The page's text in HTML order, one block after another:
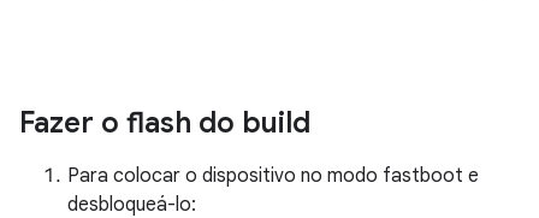
Fazer o flash do build
Para colocar o dispositivo no modo fastboot e
desbloqueá-lo: